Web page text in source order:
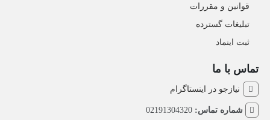
قوانین و مقررات
تبلیغات گسترده
ثبت اینماد
تماس با ما
نیازجو در اینستاگرام
شماره تماس:02191304320